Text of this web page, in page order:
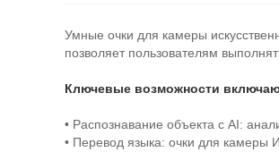
Умные очки для камеры
позволяет пользователям
Ключевые возможности
• Распознавание объекта с AI:
• Перевод языка: очки для камеры